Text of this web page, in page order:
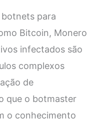
para
Bitcoin, Monero
infectados são
complexos
de
que o botmaster
o conhecimento